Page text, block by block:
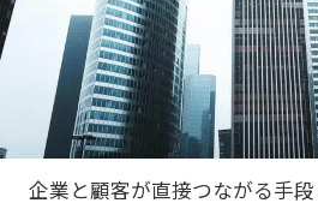
企業と顧客が直接つながる手